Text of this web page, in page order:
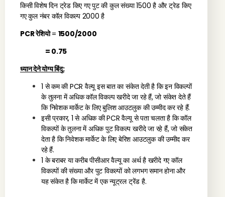
किसी विशेष दिन ट्रेड किए गए पुट की कुल संख्या 1500 है और ट्रेड किए
गए कुल नंबर कॉल विकल्प 2000 है
PCR रेशियो= 1500/2000
= 0.75
ध्यान देने योग्य बिंदु:
1 से कम की PCR वैल्यू इस बात का संकेत देती है कि इन विकल्पों
के तुलना में अधिक कॉल विकल्प खरीदे जा रहे हैं, जो संकेत देते हैं
कि निवेशक मार्केट के लिए बुलिश आउटलुक की उम्मीद कर रहे हैं.
इसी प्रकार, 1 से अधिक की PCR वैल्यू से पता चलता है कि कॉल
विकल्पों के तुलना में अधिक पुट विकल्प खरीदे जा रहे हैं, जो संकेत
देता है कि निवेशक मार्केट के लिए बेरिश आउटलुक की उम्मीद कर
रहे हैं.
1 के बराबर या करीब पीसीआर वैल्यू का अर्थ है खरीदे गए कॉल
विकल्पों की संख्या और पुट विकल्पों को लगभग समान होना और
यह संकेत है कि मार्केट में एक न्यूट्रल ट्रेंड है.